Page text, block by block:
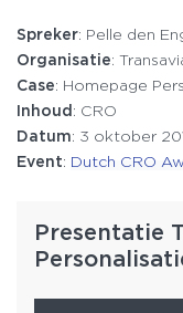
Spreker: Pelle den
Organisatie:
Case: Homepage
Inhoud : CRO
Datum: 3 oktober
Event: Dutch CRO
Presentatie